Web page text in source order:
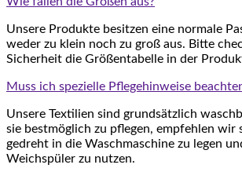
Unsere Produkte besitzen eine normale
weder zu klein noch zu groß aus. Bitte
Sicherheit die Größentabelle in der
Muss ich spezielle Pflegehinweise
Unsere Textilien sind grundsätzlich
sie bestmöglich zu pflegen, empfehlen wir
gedreht in die Waschmaschine zu legen
Weichspüler zu nutzen.